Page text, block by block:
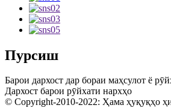
Пурсиш
Барои дархост дар бораи маҳсулот ё
Дархост барои рӯйхати нархҳо
© Copyright-2010-2022: Ҳама ҳуқуқҳо